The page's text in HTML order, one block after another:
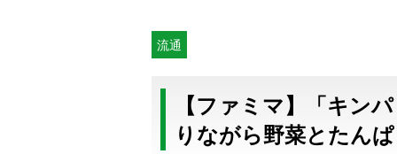
流通
【ファミマ】「キン
りながら野菜とたん